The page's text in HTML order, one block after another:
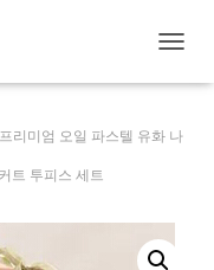
비
이
리미엄 오일 파스텔 유화 나
트 투피스 세트